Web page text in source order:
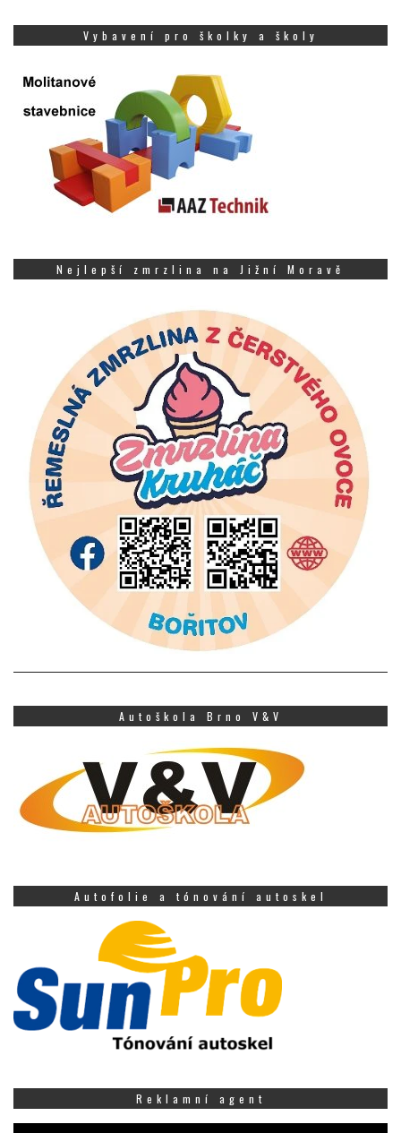
Vybavení pro školky a školy
Nejlepší zmrzlina na Jižní Moravě
Autoškola Brno V&V
Autofolie a tónování autoskel
Reklamní agent